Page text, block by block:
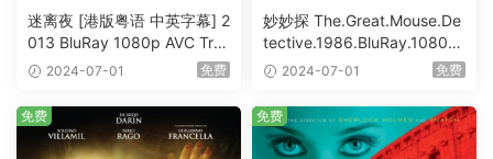
迷离夜 [港版粤语 中英字幕] 2
013 BluRay 1080p AVC Tru
eHD5.1 [BDISO 22.64GB]
2024-07-01 免费
妙妙探 The.Great.Mouse.De
tective.1986.BluRay.1080p.
AVC.DTS-HD.MA.5.1-HDHo
2024-07-01 免费
免费 免费